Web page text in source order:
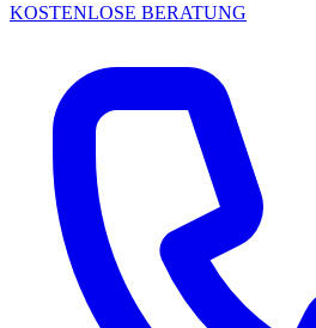
KOSTENLOSE BERATUNG